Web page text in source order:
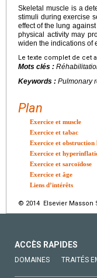
Skeletal muscle is a
stimuli during exercise
effect of the lung
physical activity may
widen the indications of
Le texte complet de cet
Mots clés :
Keywords : Pulmonary
Plan
Exercice et muscle
Exercice et tabac
Exercice et obstruction
Exercice et
Exercice et sarcoïdose
Exercice et âge
Liens d’intérêts
© 2014 Elsevier Masson
ACCÈS RAPIDES
DOMAINES TRAITÉS